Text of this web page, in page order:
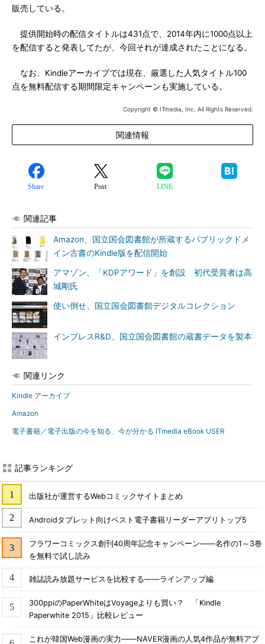
販売している。
提供開始時の配信タイトルは431点で、2014年内に1000点以上
を配信すると発表してたが、今回それが達成されたことになる。
なお、Kindleアーカイブでは現在、厳選した人気タイトル100
点を無料配信する期間限定キャンペーンも実施している。
Copyright © ITmedia, Inc. All Rights Reserved.
関連情報
Share Post LINE
関連記事
Amazon、国立国会図書館が所蔵するパブリックドメ
イン古書のKindle版を配信開始
アマゾン、「KDPアワード」を創設 初代受賞者は高
城剛氏
使い倒せ、国立国会図書館デジタルコレクション
インプレスR&D、国立国会図書館の蔵書データを製本
関連リンク
Kindle アーカイブ
Amazon
電子書籍／電子出版の今を知る、今が分かる ITmedia eBook USER
記事ランキング
出版社が運営するWebコミックサイトまとめ
Androidタブレット向けベスト電子書籍リーダーアプリトップ5
フラワーコミックス創刊40周年記念キャンペーン――名作の1～3巻
を無料で試し読み
雑誌読み放題サービスを比較する――ラインアップ編
300ppiのPaperWhiteはVoyageよりも買い？ 「Kindle
Paperwhite 2015」比較レビュー
これが韓国Web漫画の実力――NAVER漫画の人気4作品が無料アプ